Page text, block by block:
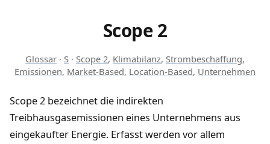
Scope 2
Glossar · S · Scope 2, Klimabilanz, Strombeschaffung,
Emissionen, Market-Based, Location-Based, Unternehmen
Scope 2 bezeichnet die indirekten
Treibhausgasemissionen eines Unternehmens aus
eingekaufter Energie. Erfasst werden vor allem